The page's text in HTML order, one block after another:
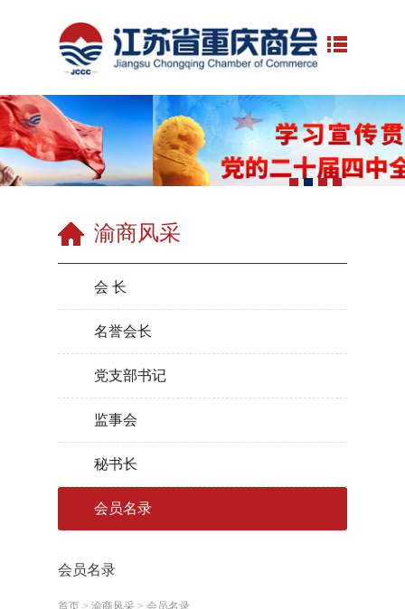
渝商风采
会 长
名誉会长
党支部书记
监事会
秘书长
会员名录
会员名录
首页 > 渝商风采 > 会员名录